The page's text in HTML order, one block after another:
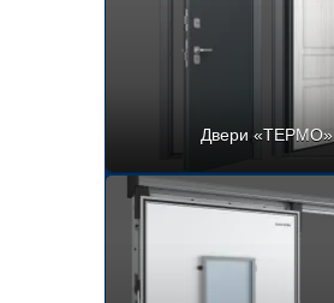
Двери «ТЕРМО»